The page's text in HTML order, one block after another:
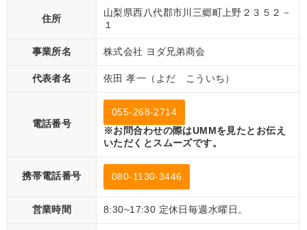
住所
山梨県西八代郡市川三郷町上野２３５２－
１
事業所名 株式会社 ヨダ兄弟商会
代表者名 依田 孝一（よだ こういち）
電話番号
055-268-2714
※お問合わせの際はUMMを見たとお伝え
いただくとスムーズです。
携帯電話番号 080-1130-3446
営業時間 8:30~17:30 定休日毎週水曜日。